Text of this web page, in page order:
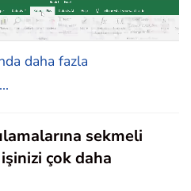
daha fazla
sekmeli
çok daha